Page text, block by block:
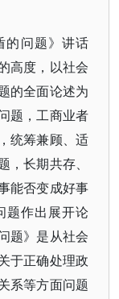
的问题》讲话
高度，以社会
的全面论述为
题，工商业者
统筹兼顾、适
长期共存、
能否变成好事
题作出展开论
题》是从社会
于正确处理政
系等方面问题